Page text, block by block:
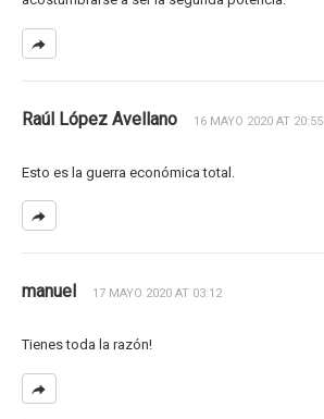
Raúl López Avellano 16 MAYO 2020 AT 20:55
Esto es la guerra económica total.
manuel 17 MAYO 2020 AT 03:12
Tienes toda la razón!